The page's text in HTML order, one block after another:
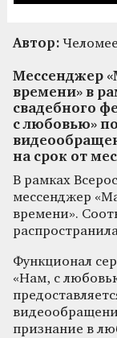
Автор:
Мессенджер
времени» в
свадебного
с любовью»
на срок от
В рамках
мессенджер
времени».
Функционал
«Нам, с
признание в